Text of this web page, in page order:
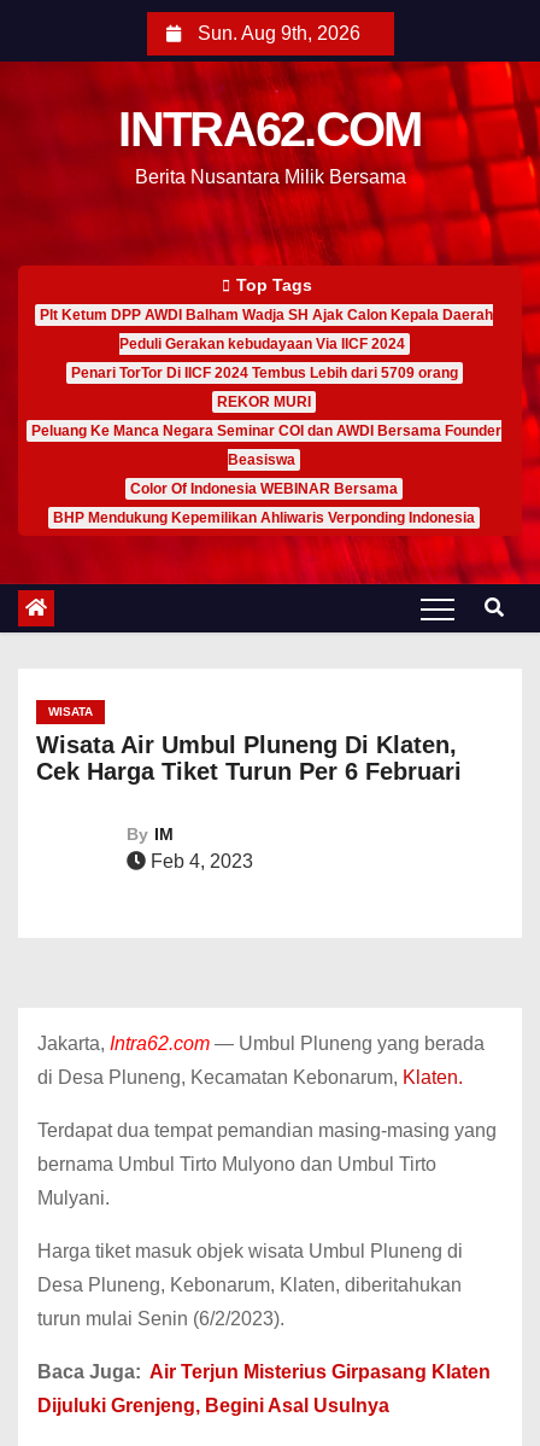
Sun. Aug 9th, 2026
INTRA62.COM
Berita Nusantara Milik Bersama
Top Tags
Plt Ketum DPP AWDI Balham Wadja SH Ajak Calon Kepala Daerah
Peduli Gerakan kebudayaan Via IICF 2024
Penari TorTor Di IICF 2024 Tembus Lebih dari 5709 orang
REKOR MURI
Peluang Ke Manca Negara Seminar COI dan AWDI Bersama Founder
Beasiswa
Color Of Indonesia WEBINAR Bersama
BHP Mendukung Kepemilikan Ahliwaris Verponding Indonesia
WISATA
Wisata Air Umbul Pluneng Di Klaten,
Cek Harga Tiket Turun Per 6 Februari
By IM
Feb 4, 2023
Jakarta, Intra62.com — Umbul Pluneng yang berada
di Desa Pluneng, Kecamatan Kebonarum, Klaten.
Terdapat dua tempat pemandian masing-masing yang
bernama Umbul Tirto Mulyono dan Umbul Tirto
Mulyani.
Harga tiket masuk objek wisata Umbul Pluneng di
Desa Pluneng, Kebonarum, Klaten, diberitahukan
turun mulai Senin (6/2/2023).
Baca Juga: Air Terjun Misterius Girpasang Klaten
Dijuluki Grenjeng, Begini Asal Usulnya